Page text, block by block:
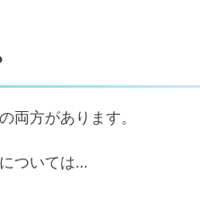
両方があります。
ついては…